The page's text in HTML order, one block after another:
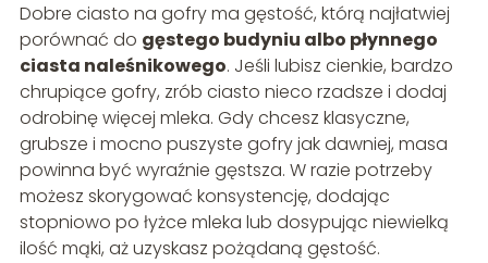
Dobre ciasto na gofry ma gęstość, którą najłatwiej
porównać do gęstego budyniu albo płynnego
ciasta naleśnikowego. Jeśli lubisz cienkie, bardzo
chrupiące gofry, zrób ciasto nieco rzadsze i dodaj
odrobinę więcej mleka. Gdy chcesz klasyczne,
grubsze i mocno puszyste gofry jak dawniej, masa
powinna być wyraźnie gęstsza. W razie potrzeby
możesz skorygować konsystencję, dodając
stopniowo po łyżce mleka lub dosypując niewielką
ilość mąki, aż uzyskasz pożądaną gęstość.